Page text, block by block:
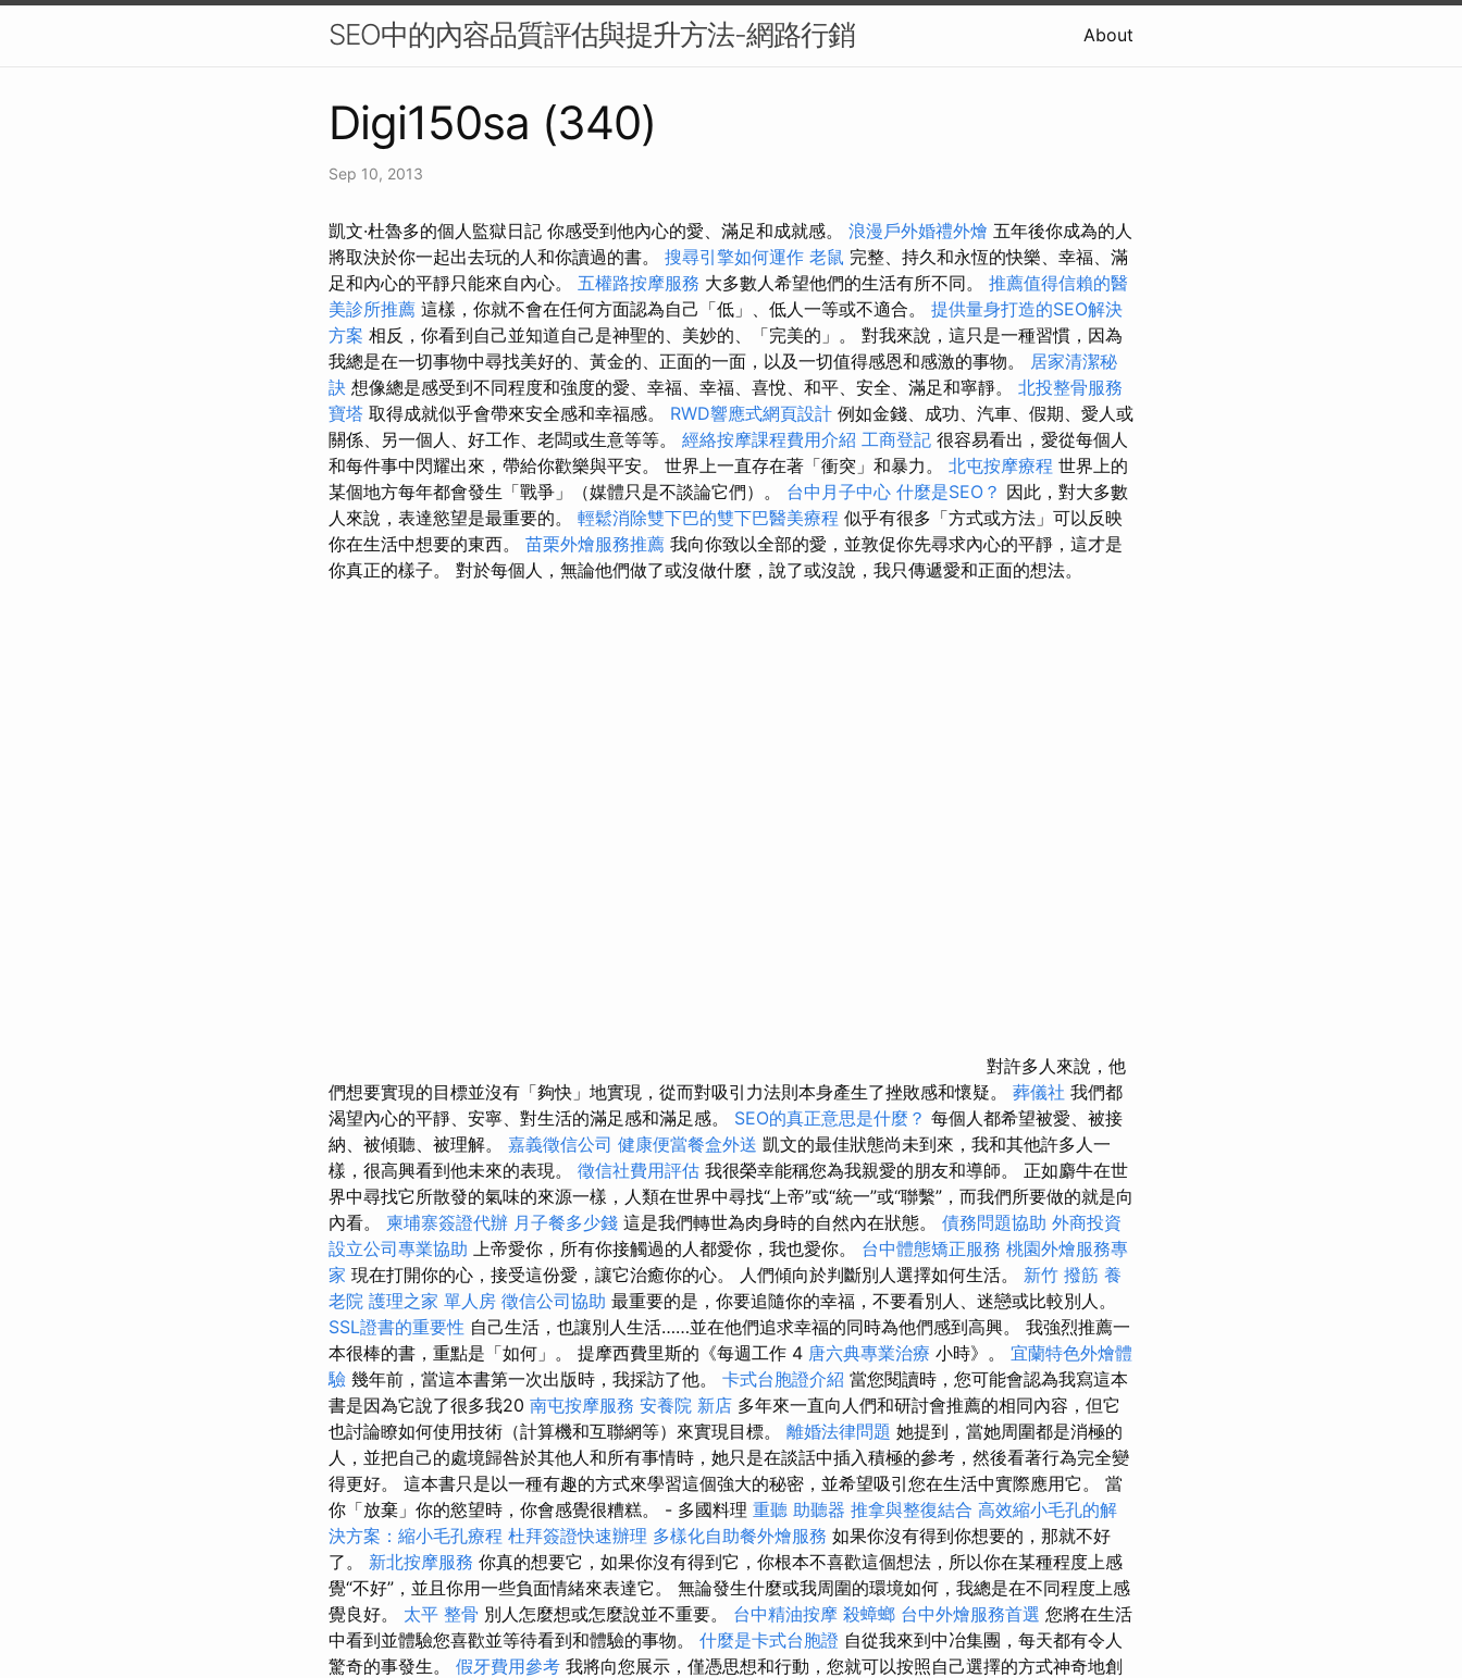
SEO中的內容品質評估與提升方法-網路行銷 About
Digi150sa (340)
Sep 10, 2013
凱文·杜魯多的個人監獄日記 你感受到他內心的愛、滿足和成就感。 浪漫戶外婚禮外燴 五年後你成為的人
將取決於你一起出去玩的人和你讀過的書。 搜尋引擎如何運作 老鼠 完整、持久和永恆的快樂、幸福、滿
足和內心的平靜只能來自內心。 五權路按摩服務 大多數人希望他們的生活有所不同。 推薦值得信賴的醫
美診所推薦 這樣，你就不會在任何方面認為自己「低」、低人一等或不適合。 提供量身打造的SEO解決
方案 相反，你看到自己並知道自己是神聖的、美妙的、「完美的」。 對我來說，這只是一種習慣，因為
我總是在一切事物中尋找美好的、黃金的、正面的一面，以及一切值得感恩和感激的事物。 居家清潔秘
訣 想像總是感受到不同程度和強度的愛、幸福、幸福、喜悅、和平、安全、滿足和寧靜。 北投整骨服務
寶塔 取得成就似乎會帶來安全感和幸福感。 RWD響應式網頁設計 例如金錢、成功、汽車、假期、愛人或
關係、另一個人、好工作、老闆或生意等等。 經絡按摩課程費用介紹 工商登記 很容易看出，愛從每個人
和每件事中閃耀出來，帶給你歡樂與平安。 世界上一直存在著「衝突」和暴力。 北屯按摩療程 世界上的
某個地方每年都會發生「戰爭」（媒體只是不談論它們）。 台中月子中心 什麼是SEO？ 因此，對大多數
人來說，表達慾望是最重要的。 輕鬆消除雙下巴的雙下巴醫美療程 似乎有很多「方式或方法」可以反映
你在生活中想要的東西。 苗栗外燴服務推薦 我向你致以全部的愛，並敦促你先尋求內心的平靜，這才是
你真正的樣子。 對於每個人，無論他們做了或沒做什麼，說了或沒說，我只傳遞愛和正面的想法。
對許多人來說，他
們想要實現的目標並沒有「夠快」地實現，從而對吸引力法則本身產生了挫敗感和懷疑。 葬儀社 我們都
渴望內心的平靜、安寧、對生活的滿足感和滿足感。 SEO的真正意思是什麼？ 每個人都希望被愛、被接
納、被傾聽、被理解。 嘉義徵信公司 健康便當餐盒外送 凱文的最佳狀態尚未到來，我和其他許多人一
樣，很高興看到他未來的表現。 徵信社費用評估 我很榮幸能稱您為我親愛的朋友和導師。 正如麝牛在世
界中尋找它所散發的氣味的來源一樣，人類在世界中尋找“上帝”或“統一”或“聯繫”，而我們所要做的就是向
內看。 柬埔寨簽證代辦 月子餐多少錢 這是我們轉世為肉身時的自然內在狀態。 債務問題協助 外商投資
設立公司專業協助 上帝愛你，所有你接觸過的人都愛你，我也愛你。 台中體態矯正服務 桃園外燴服務專
家 現在打開你的心，接受這份愛，讓它治癒你的心。 人們傾向於判斷別人選擇如何生活。 新竹 撥筋 養
老院 護理之家 單人房 徵信公司協助 最重要的是，你要追隨你的幸福，不要看別人、迷戀或比較別人。
SSL證書的重要性 自己生活，也讓別人生活……並在他們追求幸福的同時為他們感到高興。 我強烈推薦一
本很棒的書，重點是「如何」。 提摩西費里斯的《每週工作 4 唐六典專業治療 小時》。 宜蘭特色外燴體
驗 幾年前，當這本書第一次出版時，我採訪了他。 卡式台胞證介紹 當您閱讀時，您可能會認為我寫這本
書是因為它說了很多我20 南屯按摩服務 安養院 新店 多年來一直向人們和研討會推薦的相同內容，但它
也討論瞭如何使用技術（計算機和互聯網等）來實現目標。 離婚法律問題 她提到，當她周圍都是消極的
人，並把自己的處境歸咎於其他人和所有事情時，她只是在談話中插入積極的參考，然後看著行為完全變
得更好。 這本書只是以一種有趣的方式來學習這個強大的秘密，並希望吸引您在生活中實際應用它。 當
你「放棄」你的慾望時，你會感覺很糟糕。 - 多國料理 重聽 助聽器 推拿與整復結合 高效縮小毛孔的解
決方案：縮小毛孔療程 杜拜簽證快速辦理 多樣化自助餐外燴服務 如果你沒有得到你想要的，那就不好
了。 新北按摩服務 你真的想要它，如果你沒有得到它，你根本不喜歡這個想法，所以你在某種程度上感
覺“不好”，並且你用一些負面情緒來表達它。 無論發生什麼或我周圍的環境如何，我總是在不同程度上感
覺良好。 太平 整骨 別人怎麼想或怎麼說並不重要。 台中精油按摩 殺蟑螂 台中外燴服務首選 您將在生活
中看到並體驗您喜歡並等待看到和體驗的事物。 什麼是卡式台胞證 自從我來到中冶集團，每天都有令人
驚奇的事發生。 假牙費用參考 我將向您展示，僅憑思想和行動，您就可以按照自己選擇的方式神奇地創